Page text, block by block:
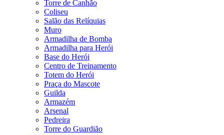
Torre de Canhão
Coliseu
Salão das Relíquias
Muro
Armadilha de Bomba
Armadilha para Herói
Base do Herói
Centro de Treinamento
Totem do Herói
Praça do Mascote
Guilda
Armazém
Arsenal
Pedreira
Torre do Guardião